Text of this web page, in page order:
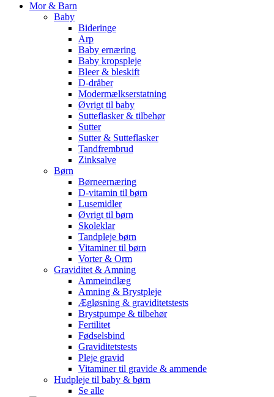
Mor & Barn
Baby
Bideringe
Arp
Baby ernæring
Baby kropspleje
Bleer & bleskift
D-dråber
Modermælkserstatning
Øvrigt til baby
Sutteflasker & tilbehør
Sutter
Sutter & Sutteflasker
Tandfrembrud
Zinksalve
Børn
Børneernæring
D-vitamin til børn
Lusemidler
Øvrigt til børn
Skoleklar
Tandpleje børn
Vitaminer til børn
Vorter & Orm
Graviditet & Amning
Ammeindlæg
Amning & Brystpleje
Ægløsning & graviditetstests
Brystpumpe & tilbehør
Fertilitet
Fødselsbind
Graviditetstests
Pleje gravid
Vitaminer til gravide & ammende
Hudpleje til baby & børn
Se alle